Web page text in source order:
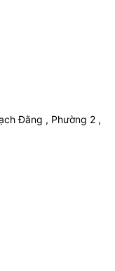
Đằng , Phường 2 ,